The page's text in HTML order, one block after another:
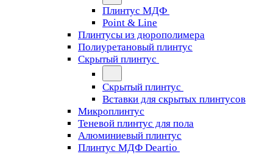
Плинтус МДФ
Point & Line
Плинтусы из дюрополимера
Полиуретановый плинтус
Скрытый плинтус
Скрытый плинтус
Вставки для скрытых плинтусов
Микроплинтус
Теневой плинтус для пола
Алюминиевый плинтус
Плинтус МДФ Deartio